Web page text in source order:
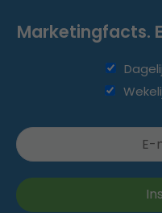
Marketingfacts.